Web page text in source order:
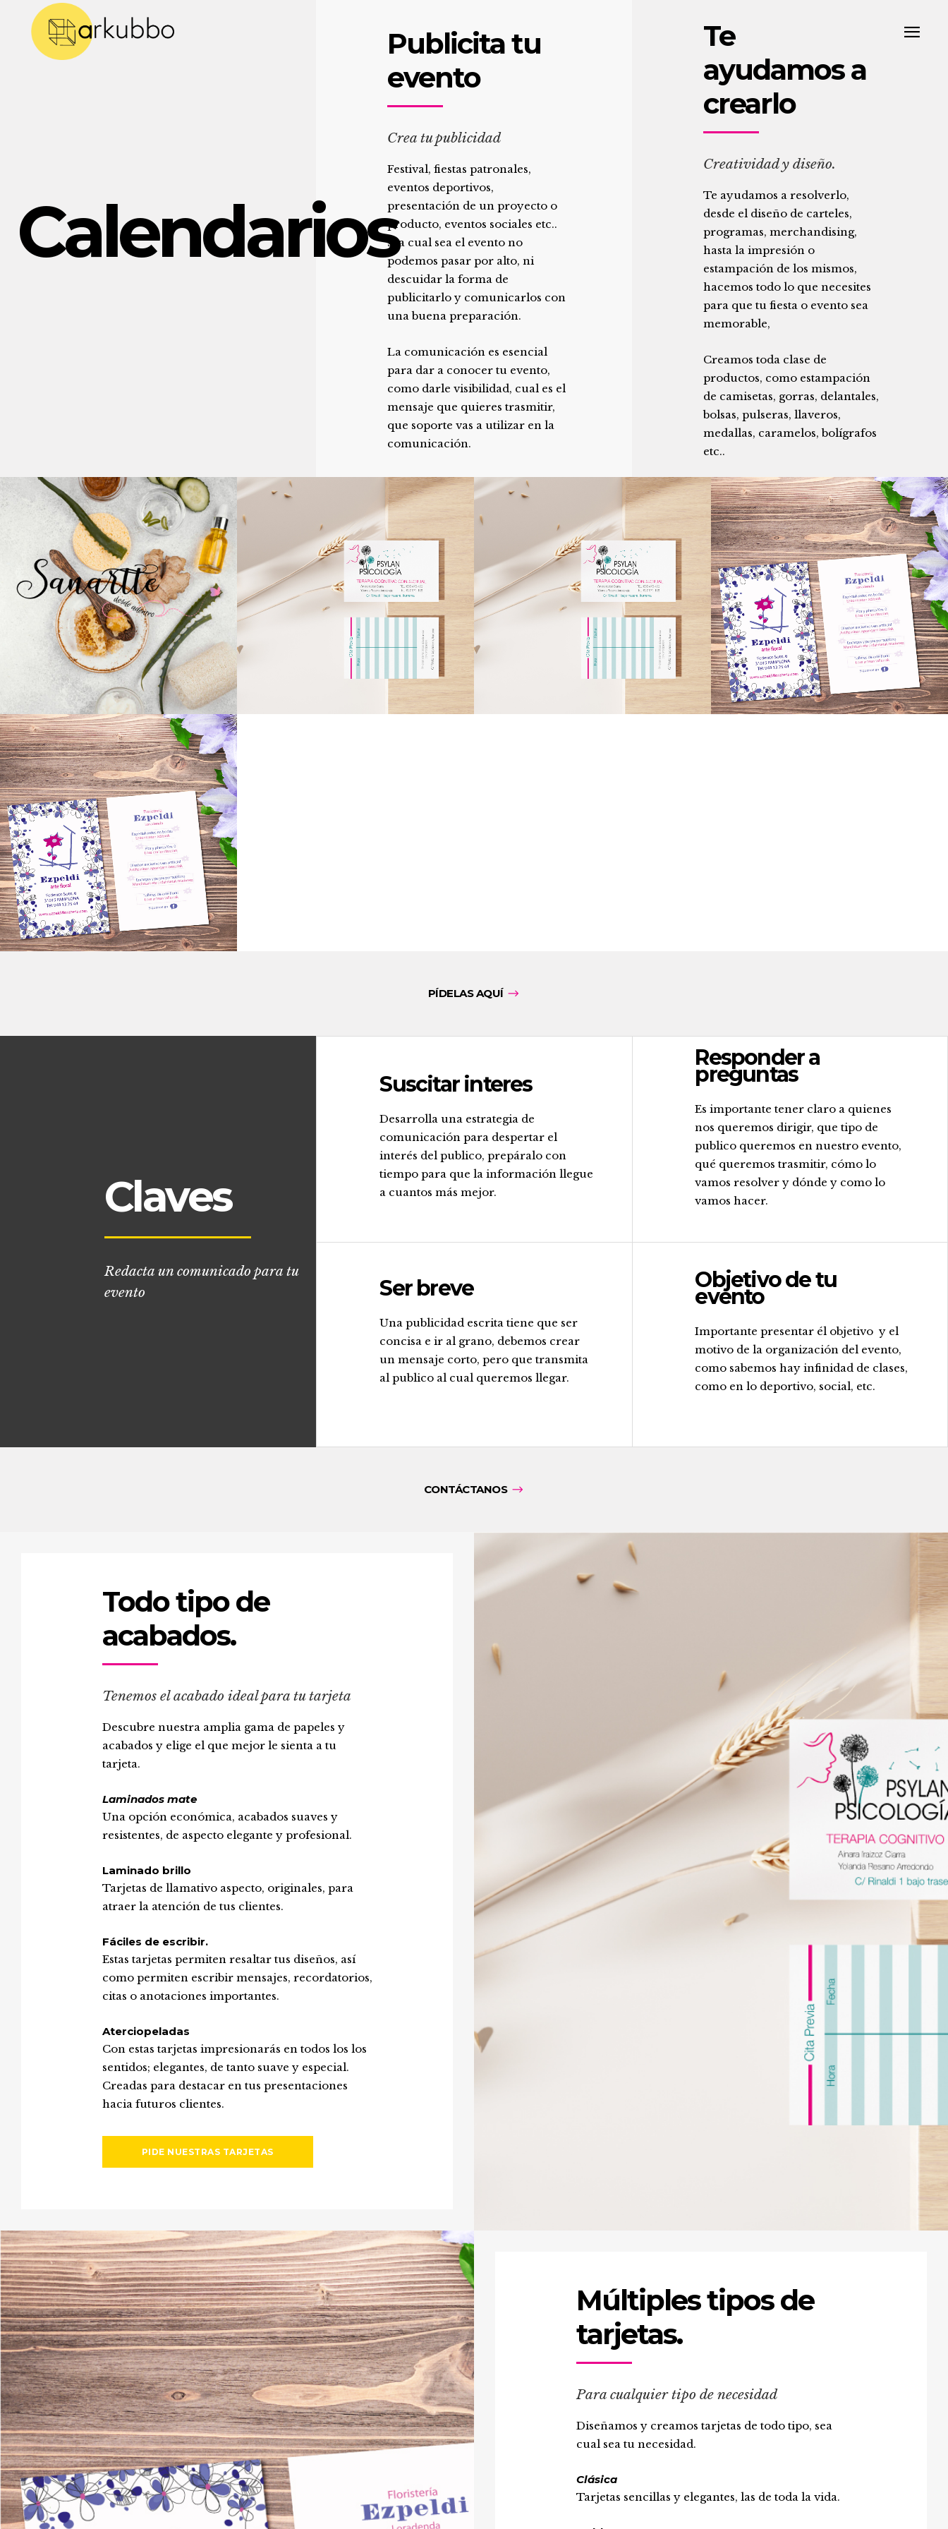
Calendarios
Publicita tu
evento
Crea tu publicidad
Festival, fiestas patronales,
eventos deportivos,
presentación de un proyecto o
producto, eventos sociales etc..
sea cual sea el evento no
podemos pasar por alto, ni
descuidar la forma de
publicitarlo y comunicarlos con
una buena preparación.
La comunicación es esencial
para dar a conocer tu evento,
como darle visibilidad, cual es el
mensaje que quieres trasmitir,
que soporte vas a utilizar en la
comunicación.
Te
ayudamos a
crearlo
Creatividad y diseño.
Te ayudamos a resolverlo,
desde el diseño de carteles,
programas, merchandising,
hasta la impresión o
estampación de los mismos,
hacemos todo lo que necesites
para que tu fiesta o evento sea
memorable,
Creamos toda clase de
productos, como estampación
de camisetas, gorras, delantales,
bolsas, pulseras, llaveros,
medallas, caramelos, bolígrafos
etc..
PÍDELAS AQUÍ
Claves
Redacta un comunicado para tu
evento
Suscitar interes
Desarrolla una estrategia de
comunicación para despertar el
interés del publico, prepáralo con
tiempo para que la información llegue
a cuantos más mejor.
Responder a
preguntas
Es importante tener claro a quienes
nos queremos dirigir, que tipo de
publico queremos en nuestro evento,
qué queremos trasmitir, cómo lo
vamos resolver y dónde y como lo
vamos hacer.
Ser breve
Una publicidad escrita tiene que ser
concisa e ir al grano, debemos crear
un mensaje corto, pero que transmita
al publico al cual queremos llegar.
Objetivo de tu
evento
Importante presentar él objetivo y el
motivo de la organización del evento,
como sabemos hay infinidad de clases,
como en lo deportivo, social, etc.
CONTÁCTANOS
Todo tipo de
acabados.
Tenemos el acabado ideal para tu tarjeta
Descubre nuestra amplia gama de papeles y
acabados y elige el que mejor le sienta a tu
tarjeta.
Laminados mate
Una opción económica, acabados suaves y
resistentes, de aspecto elegante y profesional.
Laminado brillo
Tarjetas de llamativo aspecto, originales, para
atraer la atención de tus clientes.
Fáciles de escribir.
Estas tarjetas permiten resaltar tus diseños, así
como permiten escribir mensajes, recordatorios,
citas o anotaciones importantes.
Aterciopeladas
Con estas tarjetas impresionarás en todos los los
sentidos; elegantes, de tanto suave y especial.
Creadas para destacar en tus presentaciones
hacia futuros clientes.
PIDE NUESTRAS TARJETAS
Múltiples tipos de
tarjetas.
Para cualquier tipo de necesidad
Diseñamos y creamos tarjetas de todo tipo, sea
cual sea tu necesidad.
Clásica
Tarjetas sencillas y elegantes, las de toda la vida.